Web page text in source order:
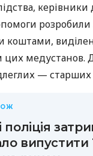
керівники
розробили
медустанов.
— старших
поліція
випустити